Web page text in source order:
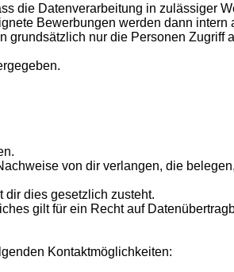
die Datenverarbeitung in zulässiger
Bewerbungen werden dann
nur die Personen Zugriff
von dir verlangen, die
dir dies gesetzlich zusteht.
gilt für ein Recht auf
Kontaktmöglichkeiten: